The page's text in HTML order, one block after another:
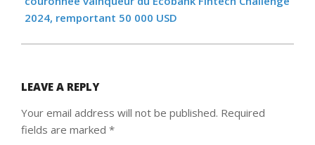
2024, remportant 50 000 USD
LEAVE A REPLY
Your email address will not be published. Required
fields are marked *